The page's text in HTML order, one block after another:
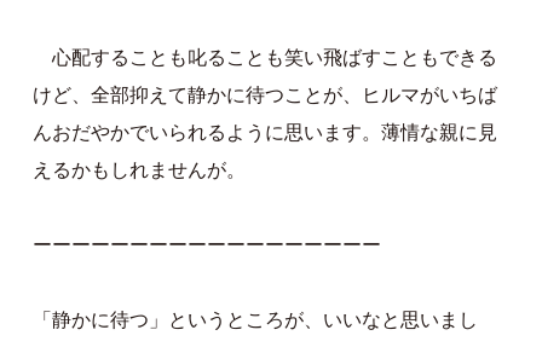
心配することも叱ることも笑い飛ばすこともできる
けど、全部抑えて静かに待つことが、ヒルマがいちば
んおだやかでいられるように思います。薄情な親に見
えるかもしれませんが。
ーーーーーーーーーーーーーーーーーー
「静かに待つ」というところが、いいなと思いまし